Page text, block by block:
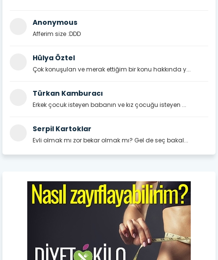
Anonymous
Afferim size :DDD
Hülya Öztel
Çok konuşulan ve merak ettiğim bir konu hakkında y...
Türkan Kamburacı
Erkek çocuk isteyen babanın ve kız çocuğu isteyen ...
Serpil Kartoklar
Evli olmak mı zor bekar olmak mı? Gel de seç bakal...